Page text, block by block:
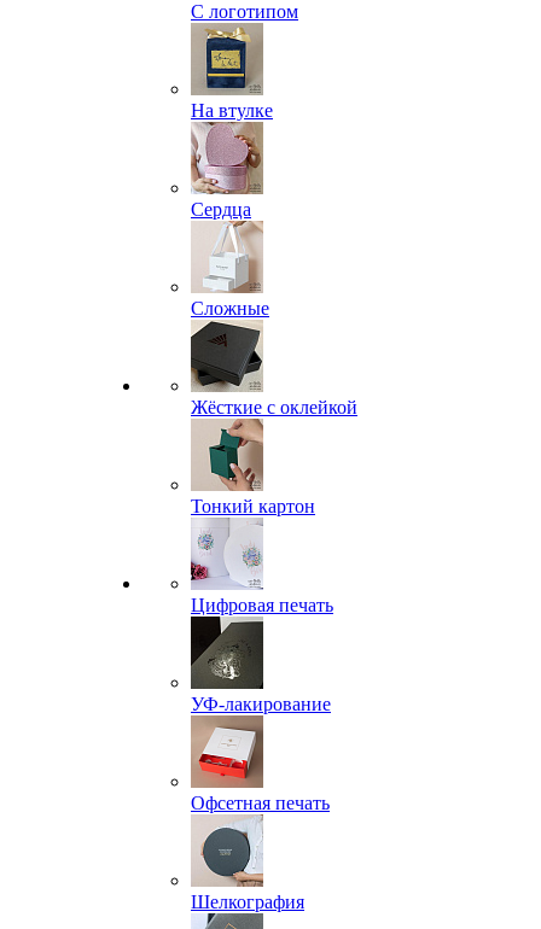
С логотипом
На втулке
Сердца
Сложные
Жёсткие с оклейкой
Тонкий картон
Цифровая печать
УФ-лакирование
Офсетная печать
Шелкография